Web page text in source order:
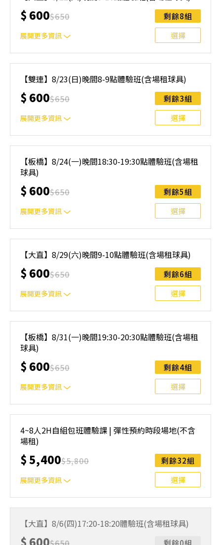
人數未達開班門檻，或因天候不佳無法如期舉行，POA將視
情況安排延期或併班處理。 ⚠️ 報名完成後，如因天候因素
無法上課，僅提供課程延期選項，恕不退費，請參閱【報名
與課程異動規則】。報名後視為您已同意上述規則。
$ 600$650
展開更多資訊
剩餘8組
選擇
制。歡迎邀請親友一同報名參加，享受團體運動樂趣！ 如
人數未達開班門檻，或因天候不佳無法如期舉行，POA將視
情況安排延期或併班處理。 ⚠️ 報名完成後，如因天候因素
無法上課，僅提供課程延期選項，恕不退費，請參閱【報名
與課程異動規則】。報名後視為您已同意上述規則。
【雙連】8/23(日)晚間8-9點體驗班(含場租球具)
$ 600$650
展開更多資訊
剩餘3組
選擇
制。歡迎邀請親友一同報名參加，享受團體運動樂趣！ 如
人數未達開班門檻，或因天候不佳無法如期舉行，POA將視
情況安排延期或併班處理。 ⚠️ 報名完成後，如因天候因素
無法上課，僅提供課程延期選項，恕不退費，請參閱【報名
與課程異動規則】。報名後視為您已同意上述規則。
【板橋】8/24(一)晚間18:30-19:30點體驗班(含場租
球具)
$ 600$650
展開更多資訊
剩餘5組
選擇
制。歡迎邀請親友一同報名參加，享受團體運動樂趣！ 如
人數未達開班門檻，或因天候不佳無法如期舉行，POA將視
情況安排延期或併班處理。 ⚠️ 報名完成後，如因天候因素
無法上課，僅提供課程延期選項，恕不退費，請參閱【報名
與課程異動規則】。報名後視為您已同意上述規則。
【大直】8/29(六)晚間9-10點體驗班(含場租球具)
$ 600$650
展開更多資訊
剩餘6組
選擇
制。歡迎邀請親友一同報名參加，享受團體運動樂趣！ 如
人數未達開班門檻，或因天候不佳無法如期舉行，POA將視
情況安排延期或併班處理。 ⚠️ 報名完成後，如因天候因素
無法上課，僅提供課程延期選項，恕不退費，請參閱【報名
與課程異動規則】。報名後視為您已同意上述規則。
【板橋】8/31(一)晚間19:30-20:30點體驗班(含場租
球具)
$ 600$650
展開更多資訊
剩餘4組
選擇
制。歡迎邀請親友一同報名參加，享受團體運動樂趣！ 如
人數未達開班門檻，或因天候不佳無法如期舉行，POA將視
情況安排延期或併班處理。 ⚠️ 報名完成後，如因天候因素
無法上課，僅提供課程延期選項，恕不退費，請參閱【報名
與課程異動規則】。報名後視為您已同意上述規則。
4~8人2H自組包班體驗課 | 彈性預約時段場地(不含
場租)
$5,400$5,800
展開更多資訊
剩餘32組
選擇
和、萬華、桃園，將會依照預約時間與地點為您安排合適的
【大直】8/6(四)17:20-18:20體驗班(含場租球具)
$ 600 剩餘0組